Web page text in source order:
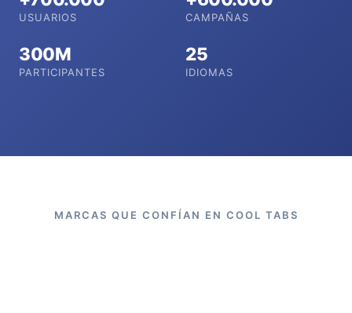
USUARIOS CAMPAÑAS
300M
PARTICIPANTES
25
IDIOMAS
MARCAS QUE CONFÍAN EN COOL TABS